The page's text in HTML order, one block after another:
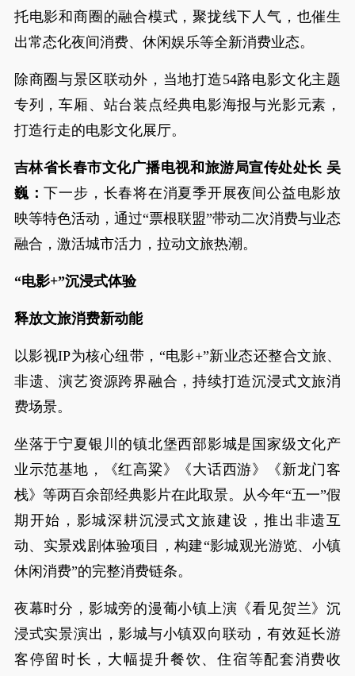
托电影和商圈的融合模式，聚拢线下人气，也催生
出常态化夜间消费、休闲娱乐等全新消费业态。
除商圈与景区联动外，当地打造54路电影文化主题
专列，车厢、站台装点经典电影海报与光影元素，
打造行走的电影文化展厅。
吉林省长春市文化广播电视和旅游局宣传处处长 吴
巍：下一步，长春将在消夏季开展夜间公益电影放
映等特色活动，通过“票根联盟”带动二次消费与业态
融合，激活城市活力，拉动文旅热潮。
“电影+”沉浸式体验
释放文旅消费新动能
以影视IP为核心纽带，“电影+”新业态还整合文旅、
非遗、演艺资源跨界融合，持续打造沉浸式文旅消
费场景。
坐落于宁夏银川的镇北堡西部影城是国家级文化产
业示范基地，《红高粱》《大话西游》《新龙门客
栈》等两百余部经典影片在此取景。从今年“五一”假
期开始，影城深耕沉浸式文旅建设，推出非遗互
动、实景戏剧体验项目，构建“影城观光游览、小镇
休闲消费”的完整消费链条。
夜幕时分，影城旁的漫葡小镇上演《看见贺兰》沉
浸式实景演出，影城与小镇双向联动，有效延长游
客停留时长，大幅提升餐饮、住宿等配套消费收